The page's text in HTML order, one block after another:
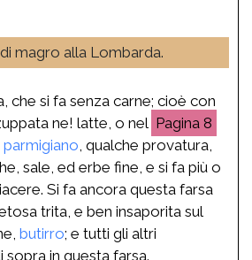
magro alla Lombarda.
che si fa senza carne; cioè con
ne! latte, o nel
8
parmigiano , qualche provatura,
sale, ed erbe fine, e si fa più o
Si fa ancora questa farsa
trita, e ben insaporita sul
butirro; e tutti gli altri
in questa farsa.